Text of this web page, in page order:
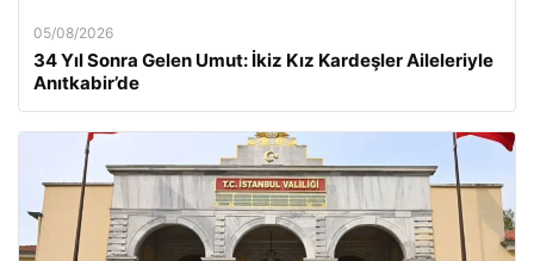
05/08/2026
34 Yıl Sonra Gelen Umut: İkiz Kız Kardeşler Aileleriyle
Anıtkabir’de